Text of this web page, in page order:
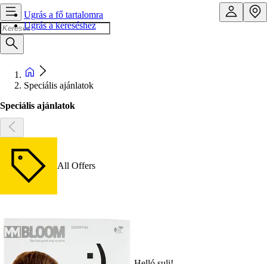
Ugrás a fő tartalomra
Ugrás a kereséshez
Speciális ajánlatok
Speciális ajánlatok
All Offers